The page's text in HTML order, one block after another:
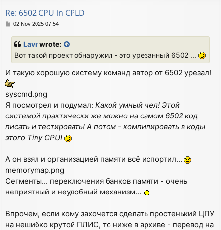
Re: 6502 CPU in CPLD
P02 Nov 2025 07:54
Lavrwrote:
Вот такой проект обнаружил - это урезанный 6502 ...
И такую хорошую систему команд автор от 6502 урезал!
syscmd.png
Я посмотрел и подумал: Какой умный чел! Этой
системой практически же можно на самом 6502 код
писать и тестировать! А потом - компилировать в коды
этого Tiny CPU!
А он взял и организацией памяти всё испортил...
memorymap.png
Сегменты... переключения банков памяти - очень
неприятный и неудобный механизм...
Впрочем, если кому захочется сделать простенький ЦПУ
на нешибко крутой ПЛИС, то ниже в архиве - перевод на